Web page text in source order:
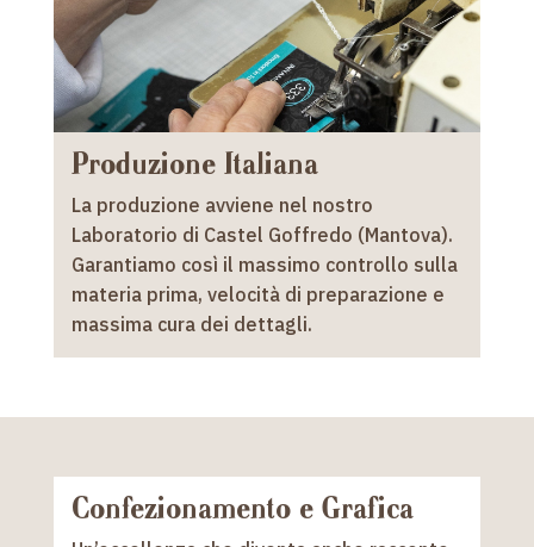
Produzione Italiana
La produzione avviene nel nostro
Laboratorio di Castel Goffredo (Mantova).
Garantiamo così il massimo controllo sulla
materia prima, velocità di preparazione e
massima cura dei dettagli.
Confezionamento e Grafica